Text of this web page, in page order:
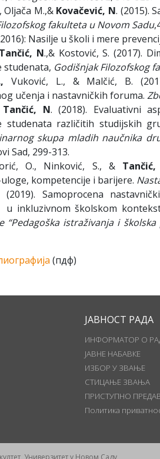
Oljača M.,& Kovačević, N. (2015).
fakulteta u Novom Sadu
Nasilje u školi i mere
Tančić, N.,& Kostović, S. (2017).
studenata, Godišnjak Filozofskog
Vuković, L., & Malčić, B.
učenja i nastavničkih foruma.
Tančić, N. (2018). Evaluativni
studenata različitih studijskih
skupa mladih naučnika
Sad, 299-313.
O., Ninković, S., &
kompetencije i barijere.
(2019). Samoprocena
u inkluzivnom školskom
“Pedagoška istraživanja i školska
(пдф)
ЈАВНОСТ РАДА
ИНФОРМАТОР О
ЈАВНЕ НАБАВКЕ
ИЗБОР У ЗВАЊЕ
СТИЦАЊЕ ЗВАЊА
ПРИСТУПНО
Политика
Универзитет у Новом Саду